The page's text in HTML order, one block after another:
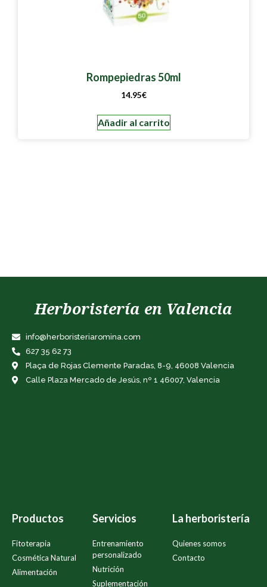
Rompepiedras 50ml
14.95€
Añadir al carrito
Herboristería en Valencia
info@herboristeriaromina.com
627 35 62 73
Plaça de Rojas Clemente Paradas, 8-9, 46008 Valencia
Calle Plaza Mercado de Jesús, nº 1 46007, Valencia
Productos
Fitoterapia
Cosmética Natural
Alimentación
Servicios
Entrenamiento
personalizado
Nutrición
Suplementación
La herboristería
Quienes somos
Contacto